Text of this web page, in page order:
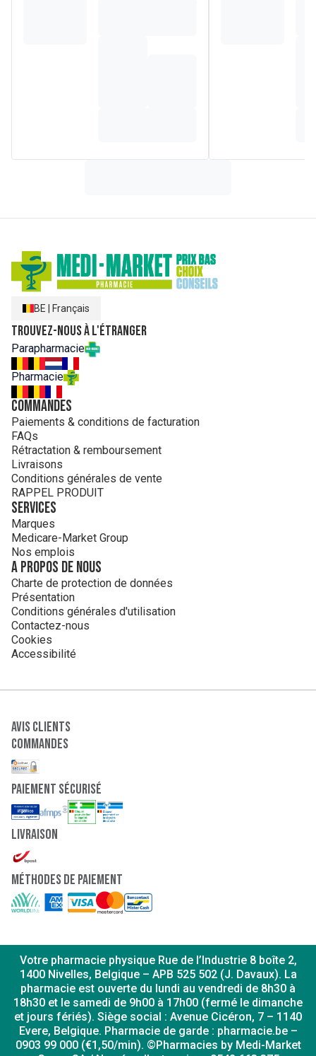
BE Français
Trouvez-nous à l'étranger
Parapharmacie
Pharmacie
Commandes
Paiements & conditions de facturation
FAQs
Rétractation & remboursement
Livraisons
Conditions générales de vente
RAPPEL PRODUIT
Services
Marques
Medicare-Market Group
Nos emplois
A propos de nous
Charte de protection de données
Présentation
Conditions générales d'utilisation
Contactez-nous
Cookies
Accessibilité
Avis clients
Commandes
paiement sécurisé
Livraison
Méthodes de paiement
Votre pharmacie physique Rue de l’Industrie 8 boîte 2,
1400 Nivelles, Belgique – APB 525 502 (J. Davaux). La
pharmacie est ouverte du lundi au vendredi de 8h30 à
18h30 et le samedi de 9h00 à 17h00 (fermé le dimanche
et jours fériés). Siège social : Avenue Cicéron, 7 – 1140
Evere, Belgique. Pharmacie de garde : pharmacie.be –
0903 99 000 (€1,50/min). ©Pharmacies by Medi-Market